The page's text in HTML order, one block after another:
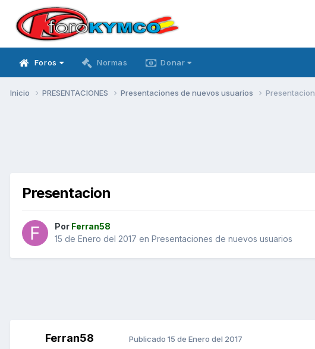
Foros Normas Donar
Inicio PRESENTACIONES Presentaciones de nuevos usuarios Presentacion
Presentacion
Por Ferran58
15 de Enero del 2017 en Presentaciones de nuevos usuarios
Ferran58 Publicado 15 de Enero del 2017